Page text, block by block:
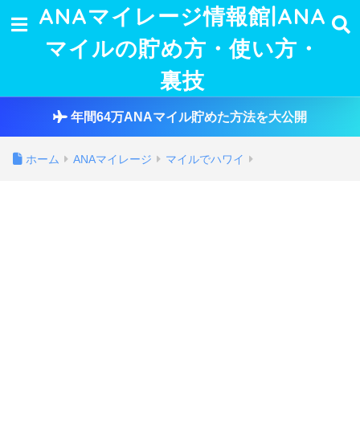
ANAマイレージ情報館|ANA
マイルの貯め方・使い方・
裏技
年間64万ANAマイル貯めた方法を大公開
ホーム ANAマイレージ マイルでハワイ